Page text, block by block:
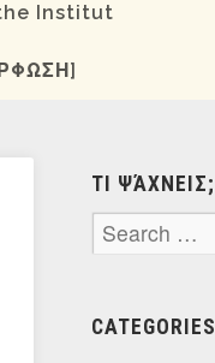
Institut
ΤΙ ΨΆΧΝΕΙΣ;
CATEGORIES